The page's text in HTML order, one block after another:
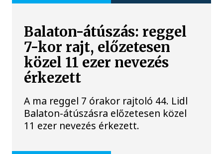
Balaton-átúszás: reggel
7-kor rajt, előzetesen
közel 11 ezer nevezés
érkezett
A ma reggel 7 órakor rajtoló 44. Lidl
Balaton-átúszásra előzetesen közel
11 ezer nevezés érkezett.